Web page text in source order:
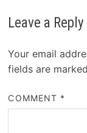
Leave a Reply
Your email
fields are marked
COMMENT *